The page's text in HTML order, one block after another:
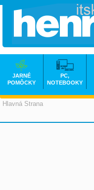
Hlavná Strana
JARNÉ
POMÔCKY
PC,
NOTEBOOKY